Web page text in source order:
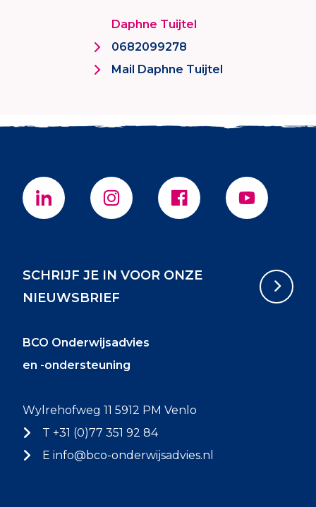
Daphne Tuijtel
0682099278
Mail Daphne Tuijtel
SCHRIJF JE IN VOOR ONZE
NIEUWSBRIEF
BCO Onderwijsadvies
en -ondersteuning
Wylrehofweg 11 5912 PM Venlo
T +31 (0)77 351 92 84
E info@bco-onderwijsadvies.nl